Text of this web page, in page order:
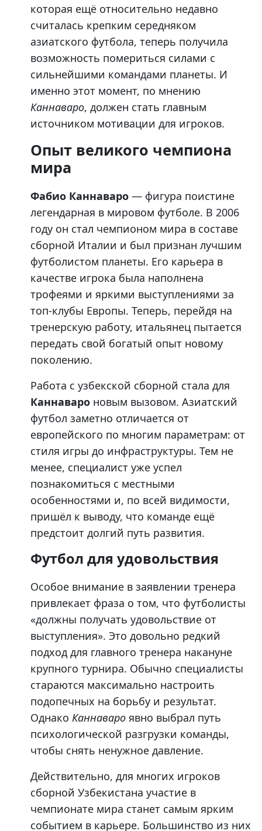
которая ещё относительно недавно
считалась крепким середняком
азиатского футбола, теперь получила
возможность помериться силами с
сильнейшими командами планеты. И
именно этот момент, по мнению
Каннаваро, должен стать главным
источником мотивации для игроков.
Опыт великого чемпиона
мира
Фабио Каннаваро — фигура поистине
легендарная в мировом футболе. В 2006
году он стал чемпионом мира в составе
сборной Италии и был признан лучшим
футболистом планеты. Его карьера в
качестве игрока была наполнена
трофеями и яркими выступлениями за
топ-клубы Европы. Теперь, перейдя на
тренерскую работу, итальянец пытается
передать свой богатый опыт новому
поколению.
Работа с узбекской сборной стала для
Каннаваро новым вызовом. Азиатский
футбол заметно отличается от
европейского по многим параметрам: от
стиля игры до инфраструктуры. Тем не
менее, специалист уже успел
познакомиться с местными
особенностями и, по всей видимости,
пришёл к выводу, что команде ещё
предстоит долгий путь развития.
Футбол для удовольствия
Особое внимание в заявлении тренера
привлекает фраза о том, что футболисты
«должны получать удовольствие от
выступления». Это довольно редкий
подход для главного тренера накануне
крупного турнира. Обычно специалисты
стараются максимально настроить
подопечных на борьбу и результат.
Однако Каннаваро явно выбрал путь
психологической разгрузки команды,
чтобы снять ненужное давление.
Действительно, для многих игроков
сборной Узбекистана участие в
чемпионате мира станет самым ярким
событием в карьере. Большинство из них